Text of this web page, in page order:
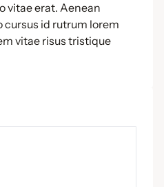
vitae erat. Aenean
id rutrum lorem
vitae risus tristique